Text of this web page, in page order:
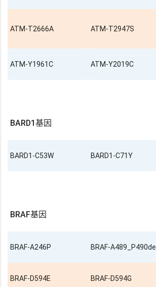
ATM-T2666A ATM-T2947S
ATM-Y1961C ATM-Y2019C
BARD1基因
BARD1-C53W BARD1-C71Y
BRAF基因
BRAF-A246P BRAF-A489_P490del
BRAF-D594E BRAF-D594G